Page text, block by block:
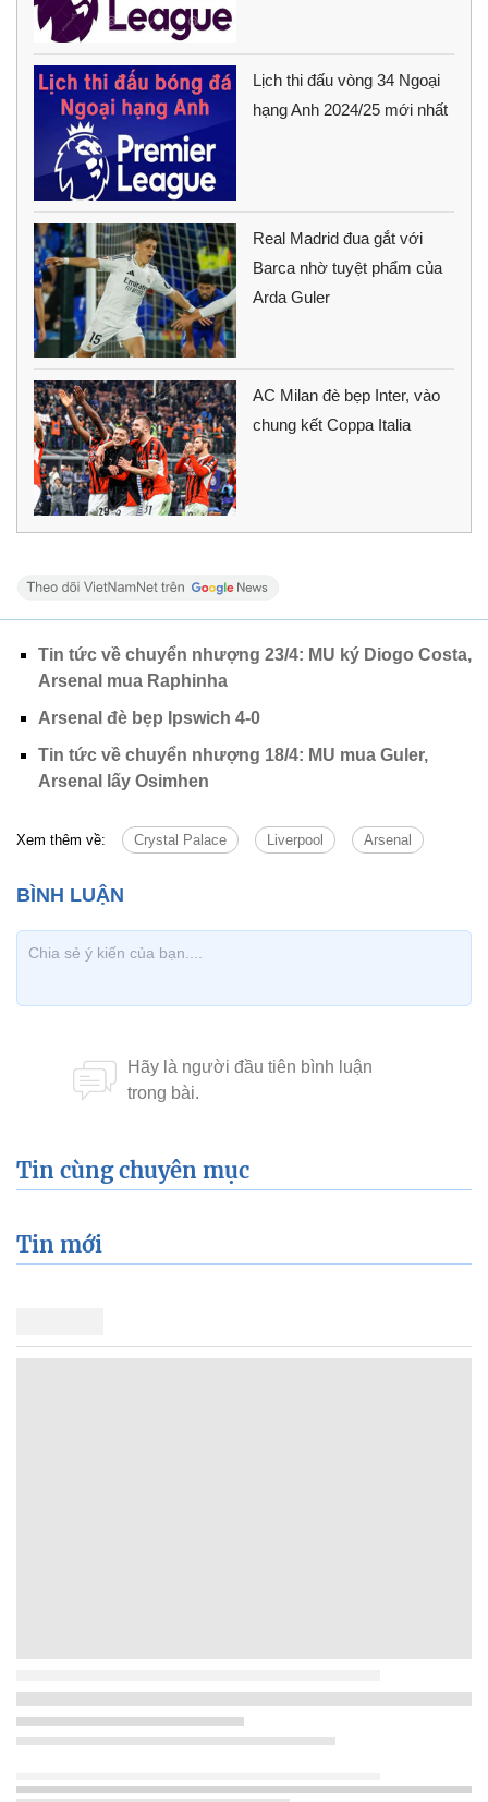
Lịch thi đấu vòng 34 Ngoại
hạng Anh 2024/25 mới nhất
Real Madrid đua gắt với
Barca nhờ tuyệt phẩm của
Arda Guler
AC Milan đè bẹp Inter, vào
chung kết Coppa Italia
Tin tức về chuyển nhượng 23/4: MU ký Diogo Costa,
Arsenal mua Raphinha
Arsenal đè bẹp Ipswich 4-0
Tin tức về chuyển nhượng 18/4: MU mua Guler,
Arsenal lấy Osimhen
Xem thêm về: Crystal Palace Liverpool Arsenal
Tin cùng chuyên mục
Tin mới